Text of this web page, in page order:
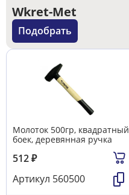
Wkret-Met
Подобрать
Молоток 500гр, квадратный
боек, деревянная ручка
512₽
Артикул 560500